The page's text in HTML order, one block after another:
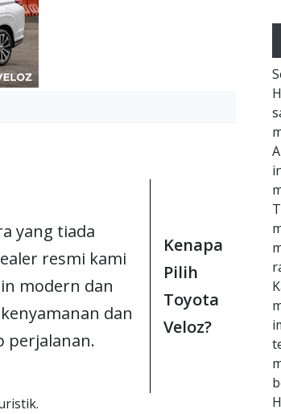
yang tiada
resmi kami
modern dan
dan
perjalanan.
Kenapa
Pilih
Toyota
Veloz?